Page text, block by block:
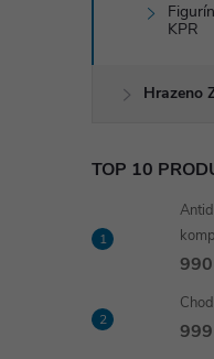
KPR
Hrazeno
TOP 10